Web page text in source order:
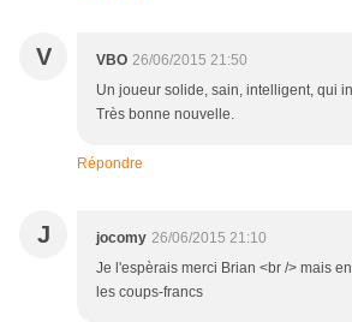
V VBO 26/06/2015 21:50
Un joueur solide, sain, intelligent, qui
Très bonne nouvelle.
Répondre
J jocomy 26/06/2015 21:10
Je l'espèrais merci Brian <br /> mais
les coups-francs